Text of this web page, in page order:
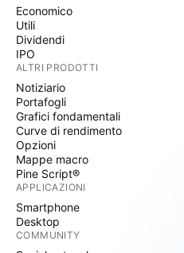
Economico
Utili
Dividendi
IPO
ALTRI PRODOTTI
Notiziario
Portafogli
Grafici fondamentali
Curve di rendimento
Opzioni
Mappe macro
Pine Script®
APPLICAZIONI
Smartphone
Desktop
COMMUNITY